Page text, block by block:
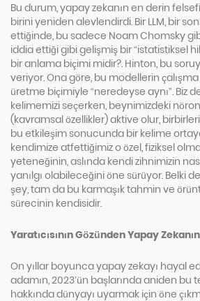
Bu durum, yapay zekanın en derin
birini yeniden alevlendirdi. Bir LLM, bir
ettiğinde, bu sadece Noam Chomsky
iddia ettiği gibi gelişmiş bir “istatistiksel
bir anlama biçimi midir?. Hinton, bu
veriyor. Ona göre, bu modellerin çalışma
üretme biçimiyle “neredeyse aynı”. Biz
kelimemizi seçerken, beynimizdeki
(kavramsal özellikler) aktive olur,
bu etkileşim sonucunda bir kelime
kendimize atfettiğimiz o özel, fiziksel
yeteneğinin, aslında kendi zihnimizin
yanılgı olabileceğini öne sürüyor. Belki
şey, tam da bu karmaşık tahmin ve
sürecinin kendisidir.
Yaratıcısının Gözünden Yapay
On yıllar boyunca yapay zekayı hayal
adamın, 2023’ün başlarında aniden bu
hakkında dünyayı uyarmak için öne